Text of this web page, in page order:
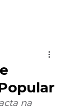
na